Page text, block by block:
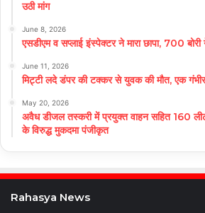
उठी मांग
June 8, 2026
एसडीएम व सप्लाई इंस्पेक्टर ने मारा छापा, 700
June 11, 2026
मिट्टी लदे डंपर की टक्कर से युवक की मौत, एक
May 20, 2026
अवैध डीजल तस्करी में प्रयुक्त वाहन सहित 160
के विरुद्ध मुकदमा पंजीकृत
Rahasya News